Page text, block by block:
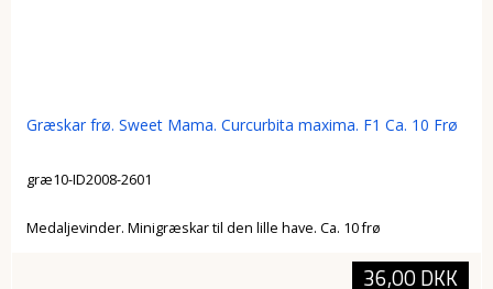
Græskar frø. Sweet Mama. Curcurbita maxima. F1 Ca. 10 Frø
græ10-ID2008-2601
Medaljevinder. Minigræskar til den lille have. Ca. 10 frø
36,00 DKK